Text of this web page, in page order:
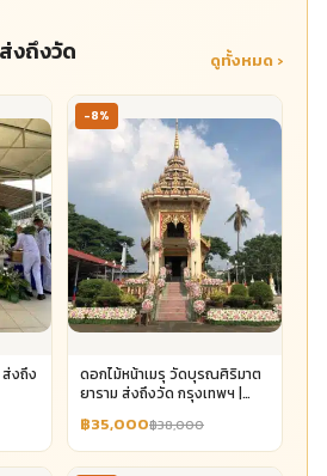
งถึงวัด ดูทั้งหมด ›
งถึง
-8%
ดอกไม้หน้าเมรุ วัดบุรณศิริมาต
ยาราม ส่งถึงวัด กรุงเทพฯ |
฿35,000฿38,000